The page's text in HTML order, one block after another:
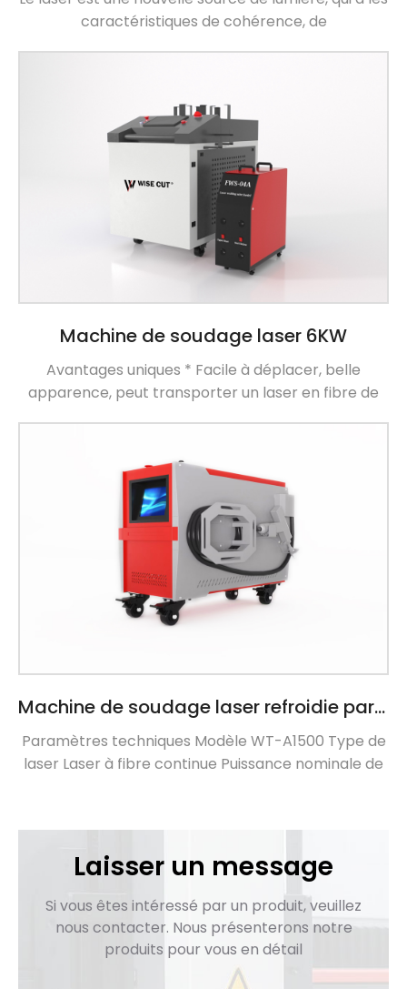
caractéristiques de cohérence, de
concentré sur un point, la densité de puissance sur
le plan focal peut atteindre 105-1013w / cm2. Le
soudage laser fonctionne en utilisant […]
Machine de soudage laser 6KW
Avantages uniques * Facile à déplacer, belle
apparence, peut transporter un laser en fibre de
laser portative * Équipé d'un dispositif d'alarme de
pression d'air, lorsque la pression d'air est trop
basse, la lumière d'indicateur alarmera
automatiquement pour empêcher que la poussière
pénètre à l'intérieur de […]
Machine de soudage laser refroidie par air portable
Paramètres techniques Modèle WT-A1500 Type de
laser Laser à fibre continue Puissance nominale de
5nm Mode de sortie Continue / modulation
Fréquence de modulation maximale 50– 50kHz
Instabilité de puissance ±1,5% Interface de sortie de
fibre optique QBH Système d'indication Laser rouge
Longueur de fibre optique 10mm Longueur du câble
de torche de soudage 10m Type de pistolet de
soudage Gauche et droite […]
Laisser un message
Si vous êtes intéressé par un produit, veuillez
nous contacter. Nous présenterons notre
produits pour vous en détail